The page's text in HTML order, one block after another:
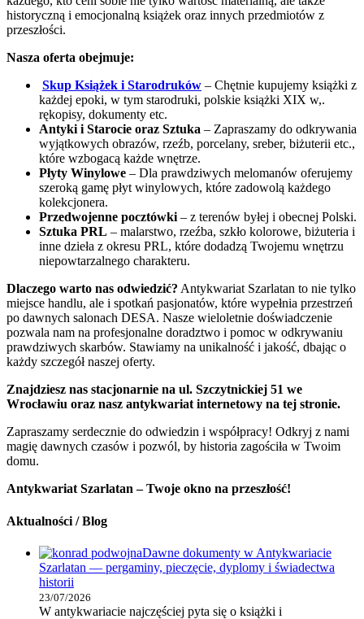
historyczną i emocjonalną książek oraz innych przedmiotów z
przeszłości.
Nasza oferta obejmuje:
Skup Książek i Starodruków – Chętnie kupujemy książki z
każdej epoki, w tym starodruki, polskie książki XIX w,.
rękopisy, dokumenty etc.
Antyki i Starocie oraz Sztuka – Zapraszamy do odkrywania
wyjątkowych obrazów, rzeźb, porcelany, sreber, biżuterii etc.,
które wzbogacą każde wnętrze.
Płyty Winylowe – Dla prawdziwych melomanów oferujemy
szeroką gamę płyt winylowych, które zadowolą każdego
kolekcjonera.
Przedwojenne pocztówki– z terenów byłej i obecnej Polski.
Sztuka PRL – malarstwo, rzeźba, szkło kolorowe, biżuteria i
inne dzieła z okresu PRL, które dodadzą Twojemu wnętrzu
niepowtarzalnego charakteru.
Dlaczego warto nas odwiedzić? Antykwariat Szarlatan to nie tylko
miejsce handlu, ale i spotkań pasjonatów, które wypełnia przestrzeń
po dawnych salonach DESA. Nasze wieloletnie doświadczenie
pozwala nam na profesjonalne doradztwo i pomoc w odkrywaniu
prawdziwych skarbów. Stawiamy na unikalność i jakość, dbając o
każdy szczegół naszej oferty.
Znajdziesz nas stacjonarnie na ul. Szczytnickiej 51 we
Wrocławiu oraz nasz antykwariat internetowy na tej stronie.
Zapraszamy serdecznie do odwiedzin i współpracy! Odkryj z nami
magię dawnych czasów i pozwól, by historia zagościła w Twoim
domu.
Antykwariat Szarlatan – Twoje okno na przeszłość!
Aktualności / Blog
Dawne dokumenty w Antykwariacie
Szarlatan — pergaminy, pieczęcie, dyplomy i świadectwa
historii
23/07/2026
W antykwariacie najczęściej pyta się o książki i